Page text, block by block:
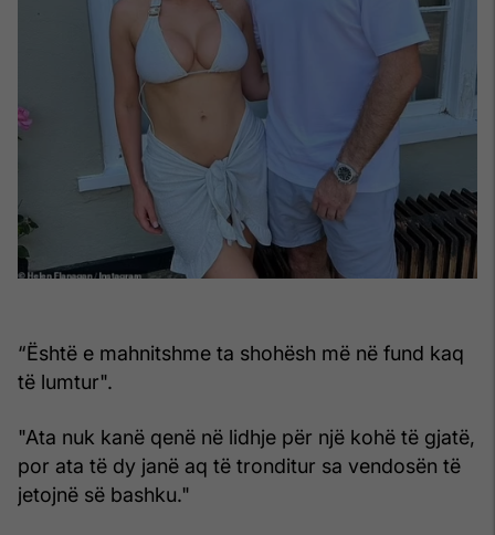
“Është e mahnitshme ta shohësh më në fund kaq
të lumtur".
"Ata nuk kanë qenë në lidhje për një kohë të gjatë,
por ata të dy janë aq të tronditur sa vendosën të
jetojnë së bashku."